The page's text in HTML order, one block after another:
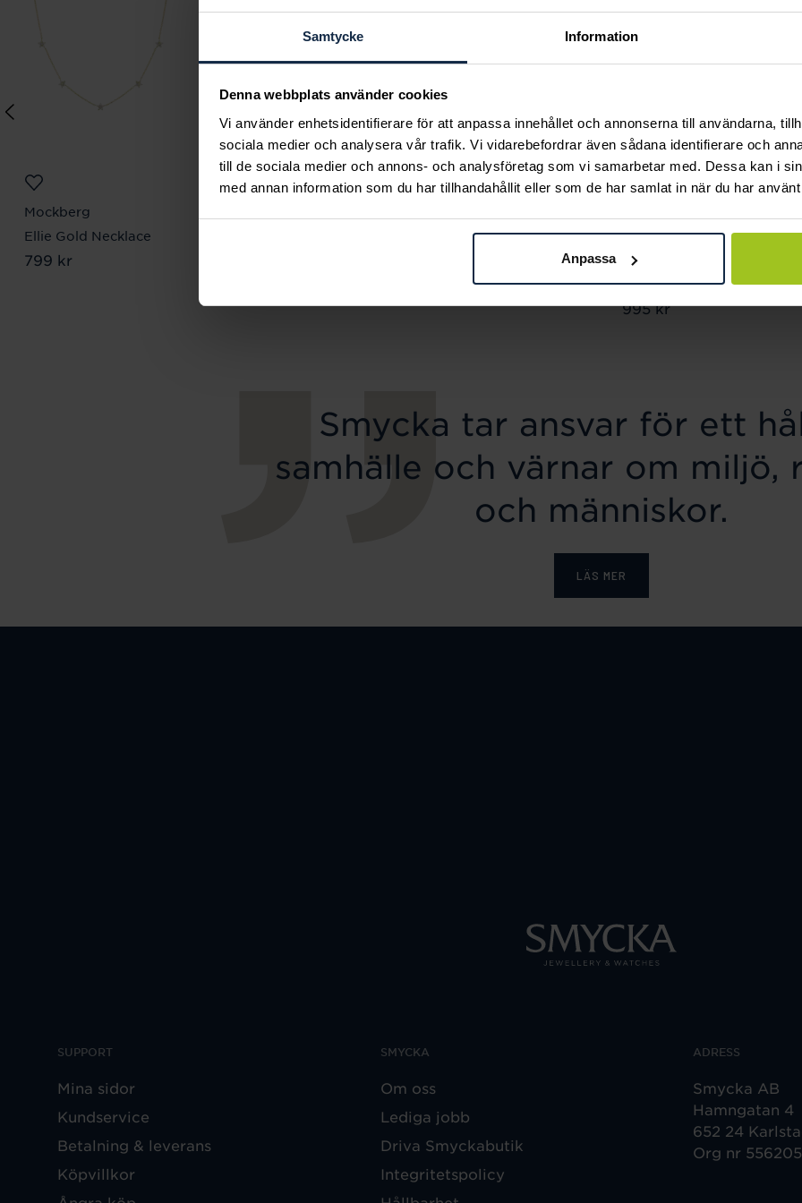
Samtycke Information
Denna webbplats använder cookies
Vi använder enhetsidentifierare för att anpassa innehållet och annonserna till användarna,
sociala medier och analysera vår trafik. Vi vidarebefordrar även sådana identifierare och
till de sociala medier och annons- och analysföretag som vi samarbetar med. Dessa kan i
med annan information som du har tillhandahållit eller som de har samlat in när du har
Anpassa
Mockberg
Ellie Gold Necklace
Pris :799 kr
799 kr
Thin Curb Chain Gold
299 kr
Childhood Edition
Bracelet / Rainbow
Combo
Pris:995 kr
995 kr
Smycka tar ansvar för ett
samhälle och värnar om miljö,
och människor.
LÄS MER
SUPPORT
Mina sidor
Kundservice
Betalning & leverans
Köpvillkor
SMYCKA
Om oss
Lediga jobb
Driva Smyckabutik
Integritetspolicy
ADRESS
Smycka AB
Hamngatan 4
652 24
Org nr